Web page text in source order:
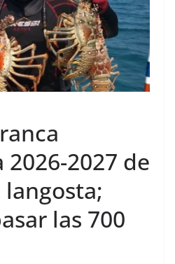
2027 de
las 700